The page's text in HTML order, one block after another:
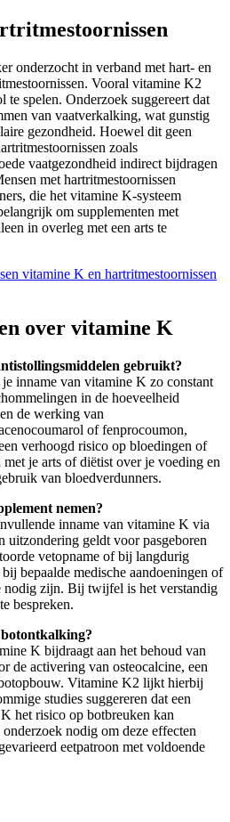
onderzocht in verband met hart- en
Vooral vitamine K2
te spelen. Onderzoek suggereert dat
van vaatverkalking, wat gunstig
gezondheid. Hoewel dit geen
zoals
vaatgezondheid indirect bijdragen
met hartritmestoornissen
die het vitamine K-systeem
om supplementen met
in overleg met een arts te
vitamine K en hartritmestoornissen
over vitamine K
gebruikt?
inname van vitamine K zo constant
in de hoeveelheid
de werking van
of fenprocoumon,
verhoogd risico op bloedingen of
je arts of diëtist over je voeding en
van bloedverdunners.
nemen?
inname van vitamine K via
uitzondering geldt voor pasgeboren
vetopname of bij langdurig
bepaalde medische aandoeningen of
nodig zijn. Bij twijfel is het verstandig
bespreken.
K bijdraagt aan het behoud van
de activering van osteocalcine, een
Vitamine K2 lijkt hierbij
studies suggereren dat een
het risico op botbreuken kan
nodig om deze effecten
eetpatroon met voldoende